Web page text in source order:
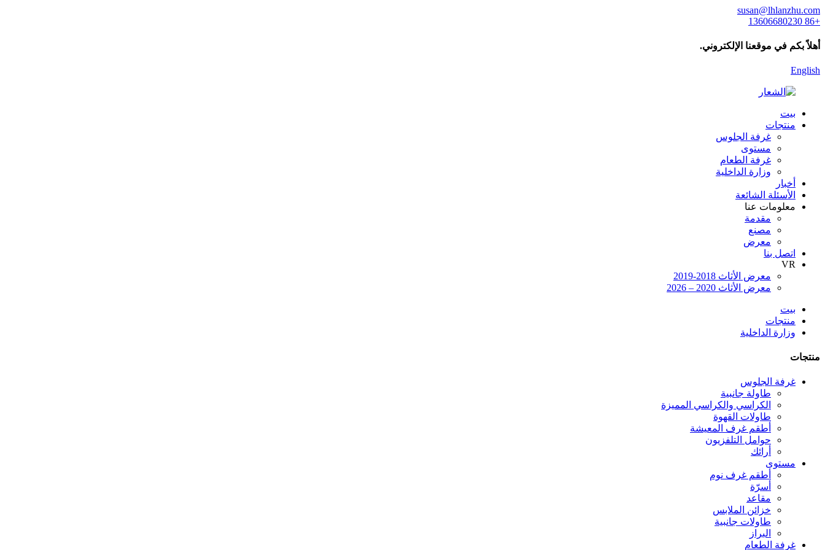
susan@lhlanzhu.com
+86 13606680230
أهلاً بكم في موقعنا الإلكتروني.
English
بيت
منتجات
غرفة الجلوس
مستوى
غرفة الطعام
وزارة الداخلية
أخبار
الأسئلة الشائعة
معلومات عنا
مقدمة
مصنع
معرض
اتصل بنا
VR
معرض الأثاث 2018-2019
معرض الأثاث 2020 – 2026
بيت
منتجات
وزارة الداخلية
منتجات
غرفة الجلوس
طاولة جانبية
الكراسي والكراسي المميزة
طاولات القهوة
أطقم غرف المعيشة
حوامل التلفزيون
أرائك
مستوى
أطقم غرف نوم
أسرّة
مقاعد
خزائن الملابس
طاولات جانبية
البراز
غرفة الطعام